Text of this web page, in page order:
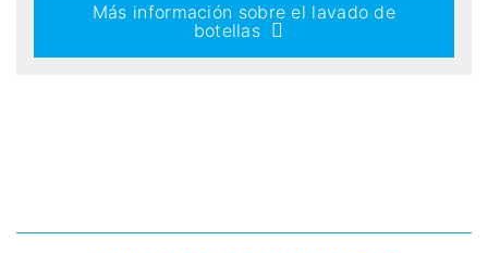
Más información sobre el lavado de
botellas